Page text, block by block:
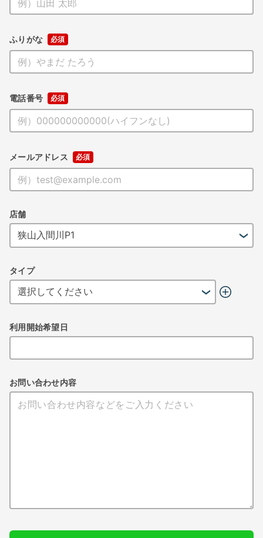
ふりがな
電話番号
メールアドレス
店舗
タイプ
利用開始希望日
お問い合わせ内容